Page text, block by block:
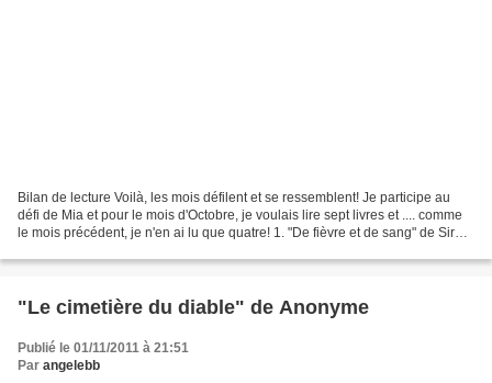
Bilan de lecture Voilà, les mois défilent et se ressemblent! Je participe au
défi de Mia et pour le mois d'Octobre, je voulais lire sept livres et .... comme
le mois précédent, je n'en ai lu que quatre! 1. "De fièvre et de sang" de Sire
"Le cimetière du diable" de Anonyme
Publié le 01/11/2011 à 21:51
Par angelebb